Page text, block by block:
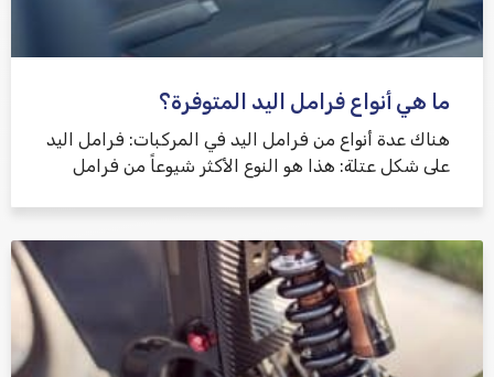
ما هي أنواع فرامل اليد المتوفرة؟
هناك عدة أنواع من فرامل اليد في المركبات: فرامل اليد
على شكل عتلة: هذا هو النوع الأكثر شيوعاً من فرامل